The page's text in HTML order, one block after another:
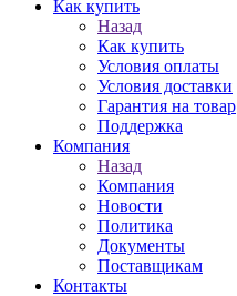
Как купить
Назад
Как купить
Условия оплаты
Условия доставки
Гарантия на товар
Поддержка
Компания
Назад
Компания
Новости
Политика
Документы
Поставщикам
Контакты